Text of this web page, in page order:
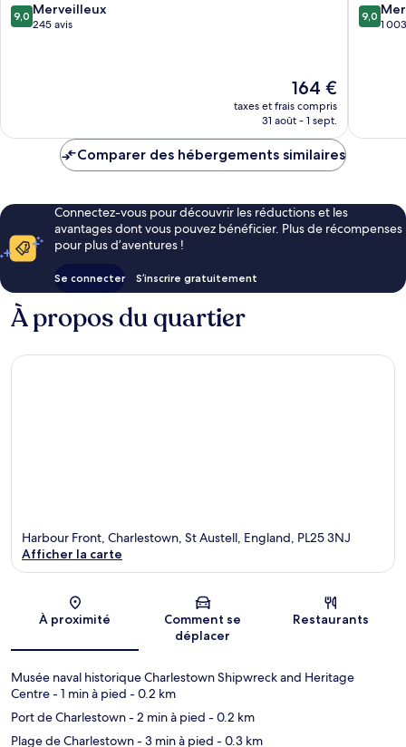
9.0
sur
9,0 Merveilleux
245 avis
Le
nouveau
prix
de
164 €
taxes et frais compris
31 août - 1 sept.
Estate
St
9.0
sur
9,0
1
Comparer des hébergements similaires
Connectez-vous pour découvrir les réductions et les
avantages dont vous pouvez bénéficier. Plus de récompenses
pour plus d’aventures !
Se connecter S’inscrire gratuitement
À propos du quartier
Carte
Harbour Front, Charlestown, St Austell, England, PL25 3NJ
Afficher la carte
À proximité
Comment se
déplacer
Restaurants
Musée naval historique Charlestown Shipwreck and Heritage
Centre- 1 min à pied - 0.2 km
Port de Charlestown- 2 min à pied - 0.2 km
Plage de Charlestown- 3 min à pied - 0.3 km